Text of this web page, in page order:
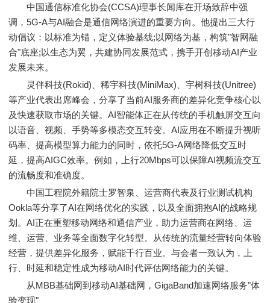
中国通信标准化协会(CCSA)理事长闻库在开场致辞中强
调，5G-A与AI融合是通信网络演进的重要方向。他提出三大行
动倡议：以标准为锚，定义体验基线;以网络为基，构筑"智网融
合"底座;以生态为翼，共建协同发展范式，携手开创移动AI产业
发展未来。
灵伴科技(Rokid)、稀宇科技(MiniMax)、宇树科技(Unitree)
等产业代表出席峰会，分享了当前AI服务商的差异化竞争核心以
及快速获取市场的关键。AI智能体正在从传统的手机触屏交互向
以语音、视频、手势等多模态交互转变。AI应用在不断提升视听
码率、提高模型算力能力的同时，依托5G-A网络降低交互时
延，提高AIGC效率。例如，上行20Mbps可以保障AI视频流交互
的流畅度和准确度。
中国工程院外籍院士罗智泉、运营商代表及行业测试机构
Ookla等分享了AI在网络优化的实践，以及全面拥抱AI的战略规
划。AI正在重塑移动网络和通信产业，助力运营商在网络、运
维、运营、业务等全面数字化转型。从传统的流量经营转向体验
经营，提供差异化服务，赋能千行百业。与会者一致认为，上
行、时延和稳定性成为移动AI时代评估网络能力的关键。
从MBB基础网到移动AI基础网，GigaBand加速网络服务"体
验变现"